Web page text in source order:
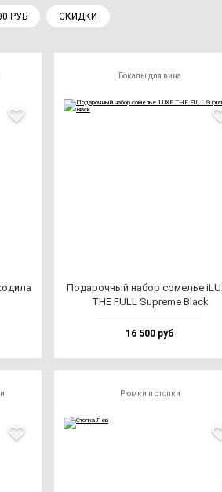
РУБ СКИДКИ
Бокалы для вина
Пода­роч­ный на­бор со­мелье
THE FULL Sup­re­me Black
16 500 руб
Рюмки и стопки